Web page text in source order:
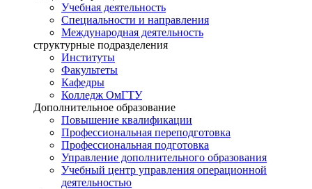
Учебная деятельность
Специальности и направления
Международная деятельность
структурные подразделения
Институты
Факультеты
Кафедры
Колледж ОмГТУ
Дополнительное образование
Повышение квалификации
Профессиональная переподготовка
Профессиональная подготовка
Управление дополнительного образования
Учебный центр управления операционной
деятельностью